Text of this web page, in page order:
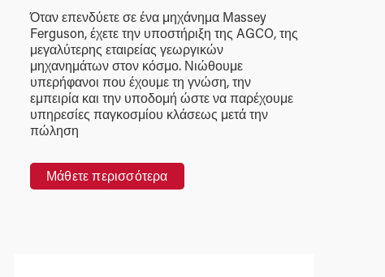
Όταν επενδύετε σε ένα μηχάνημα Massey
Ferguson, έχετε την υποστήριξη της AGCO, της
μεγαλύτερης εταιρείας γεωργικών
μηχανημάτων στον κόσμο. Νιώθουμε
υπερήφανοι που έχουμε τη γνώση, την
εμπειρία και την υποδομή ώστε να παρέχουμε
υπηρεσίες παγκοσμίου κλάσεως μετά την
πώληση
Μάθετε περισσότερα